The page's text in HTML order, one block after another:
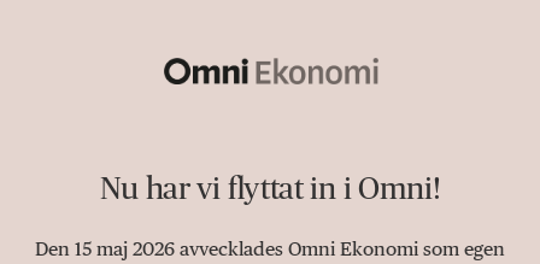
Nu har vi flyttat in i Omni!
Den 15 maj 2026 avvecklades Omni Ekonomi som egen